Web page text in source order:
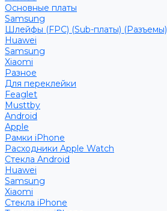
Основные платы
Samsung
Шлейфы (FPC) (Sub-платы) (Разъемы)
Huawei
Samsung
Xiaomi
Разное
Для переклейки
Feaglet
Musttby
Android
Apple
Рамки iPhone
Расходники Apple Watch
Стекла Android
Huawei
Samsung
Xiaomi
Стекла iPhone